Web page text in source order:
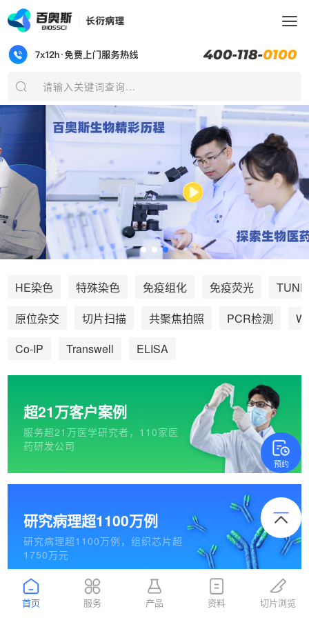
预约
请输入关键词查询...
HE染色 特殊染色 免疫组化 免疫荧光
原位杂交
切片扫描 共聚焦拍照 PCR检测
Co-IP
Transwell ELISA
超21万客户案例
服务超21万医学研究者，110家医
药研发公司
研究病理超1100万例
研究病理超1100万例，组织芯片超
1750万元
首页 服务 产品 资料 切片浏览